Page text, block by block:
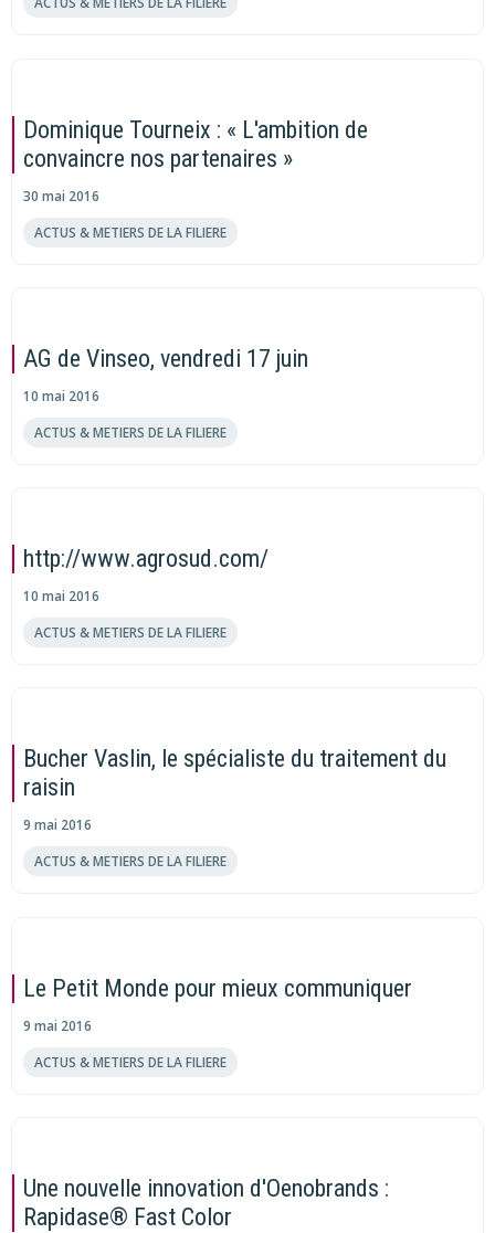
Dominique Tourneix : « L'ambition de
convaincre nos partenaires »
30 mai 2016
ACTUS & METIERS DE LA FILIERE
AG de Vinseo, vendredi 17 juin
10 mai 2016
ACTUS & METIERS DE LA FILIERE
http://www.agrosud.com/
10 mai 2016
ACTUS & METIERS DE LA FILIERE
Bucher Vaslin, le spécialiste du traitement du
raisin
9 mai 2016
ACTUS & METIERS DE LA FILIERE
Le Petit Monde pour mieux communiquer
9 mai 2016
ACTUS & METIERS DE LA FILIERE
Une nouvelle innovation d'Oenobrands :
Rapidase® Fast Color